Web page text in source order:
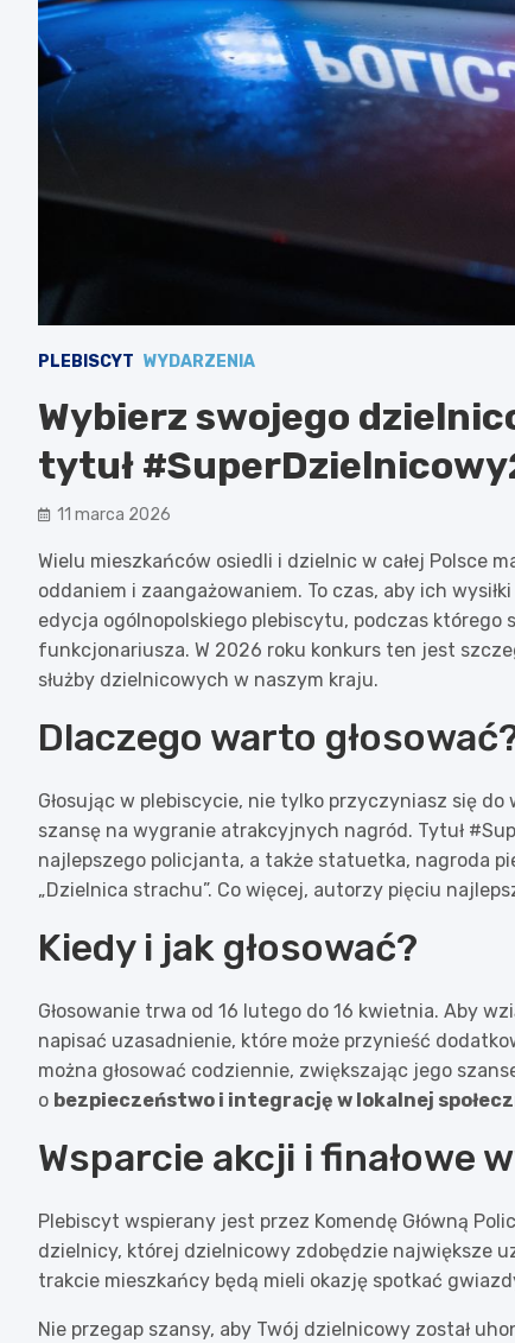
PLEBISCYT WYDARZENIA
Wybierz swojego
tytuł
11 marca 2026
Wielu mieszkańców osiedli i dzielnic w całej Polsce
oddaniem i zaangażowaniem. To czas, aby ich
edycja ogólnopolskiego plebiscytu, podczas którego
funkcjonariusza. W 2026 roku konkurs ten jest
służby dzielnicowych w naszym kraju.
Dlaczego warto
Głosując w plebiscycie, nie tylko przyczyniasz się
szansę na wygranie atrakcyjnych nagród. Tytuł
najlepszego policjanta, a także statuetka, nagroda
„Dzielnica strachu”. Co więcej, autorzy pięciu
Kiedy i jak głosować?
Głosowanie trwa od 16 lutego do 16 kwietnia. Aby
napisać uzasadnienie, które może przynieść
można głosować codziennie, zwiększając jego
o bezpieczeństwo i integrację w lokalnej
Wsparcie akcji i finałowe
Plebiscyt wspierany jest przez Komendę Główną
dzielnicy, której dzielnicowy zdobędzie największe
trakcie mieszkańcy będą mieli okazję spotkać
Nie przegap szansy, aby Twój dzielnicowy został